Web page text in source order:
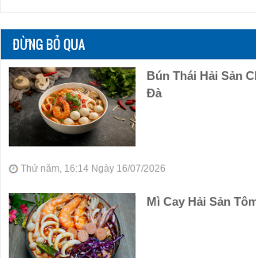
ĐỪNG BỎ QUA
Bún Thái Hải Sản
Đà
Thứ năm, 16:14 Ngày 16/07/2026
Mì Cay Hải Sản